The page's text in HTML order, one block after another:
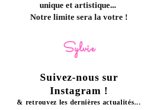
unique et artistique...
Notre limite sera la votre !
Sylvie
Suivez-nous sur
Instagram !
& retrouvez les dernières actualités...